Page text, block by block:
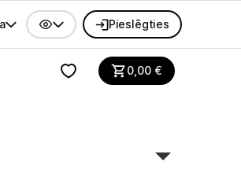
Pieslēgties
0,00€